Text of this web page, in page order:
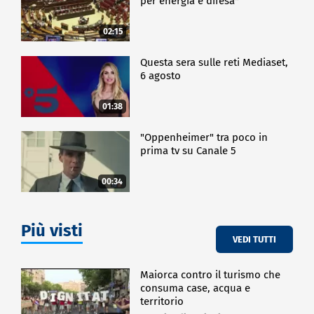
02:15
01:38
Questa sera sulle reti Mediaset,
6 agosto
00:34
"Oppenheimer" tra poco in
prima tv su Canale 5
Più visti VEDI TUTTI
Maiorca contro il turismo che
consuma case, acqua e
territorio